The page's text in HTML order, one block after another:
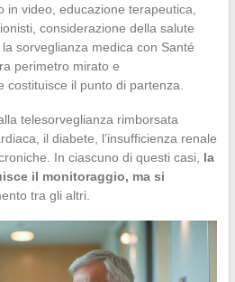
in video, educazione terapeutica,
considerazione della salute
sorveglianza medica con Santé
perimetro mirato e
il punto di partenza.
telesorveglianza rimborsata
il diabete, l’insufficienza renale
In ciascuno di questi casi, la
il monitoraggio, ma si
tra gli altri.